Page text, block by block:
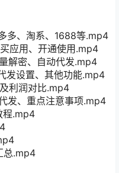
多、淘系、1688等.mp4
应用、开通使用.mp4
解密、自动代发.mp4
发设置、其他功能.mp4
利润对比.mp4
发、重点注意事项.mp4
程.mp4
总.mp4